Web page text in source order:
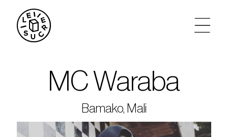
agenda
tickets
MC Waraba
Bamako, Mali